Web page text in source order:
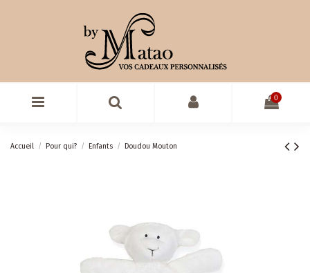
0
Accueil Pour qui? Enfants Doudou Mouton